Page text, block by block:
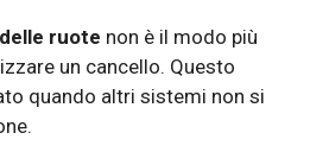
ruote non è il modo più
un cancello. Questo
quando altri sistemi non si